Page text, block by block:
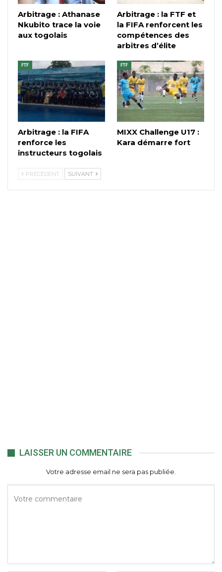
Arbitrage : Athanase
Nkubito trace la voie
aux togolais
Arbitrage : la FTF et
la FIFA renforcent les
compétences des
arbitres d’élite
FTF
Arbitrage : la FIFA
renforce les
instructeurs togolais
FTF
MIXX Challenge U17 :
Kara démarre fort
PRÉCÉDENT SUIVANT
LAISSER UN COMMENTAIRE
Votre adresse email ne sera pas publiée.